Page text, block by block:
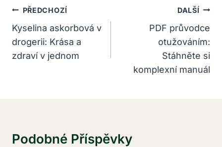
Navigace
Pro
Příspěvek
PŘEDCHOZÍ
Kyselina askorbová v
drogerii: Krása a
zdraví v jednom
DALŠÍ
PDF průvodce
otužováním:
Stáhněte si
komplexní manuál
Podobné Příspěvky